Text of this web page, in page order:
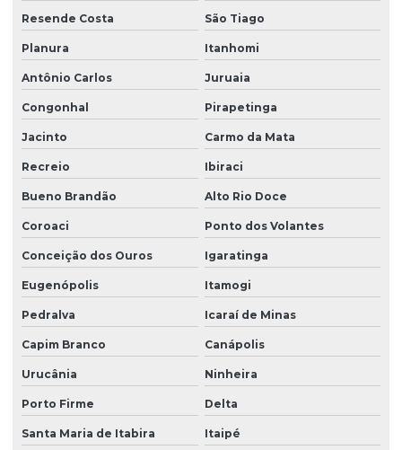
Resende Costa São Tiago
Planura Itanhomi
Antônio Carlos Juruaia
Congonhal Pirapetinga
Jacinto Carmo da Mata
Recreio Ibiraci
Bueno Brandão Alto Rio Doce
Coroaci Ponto dos Volantes
Conceição dos Ouros Igaratinga
Eugenópolis Itamogi
Pedralva Icaraí de Minas
Capim Branco Canápolis
Urucânia Ninheira
Porto Firme Delta
Santa Maria de Itabira Itaipé